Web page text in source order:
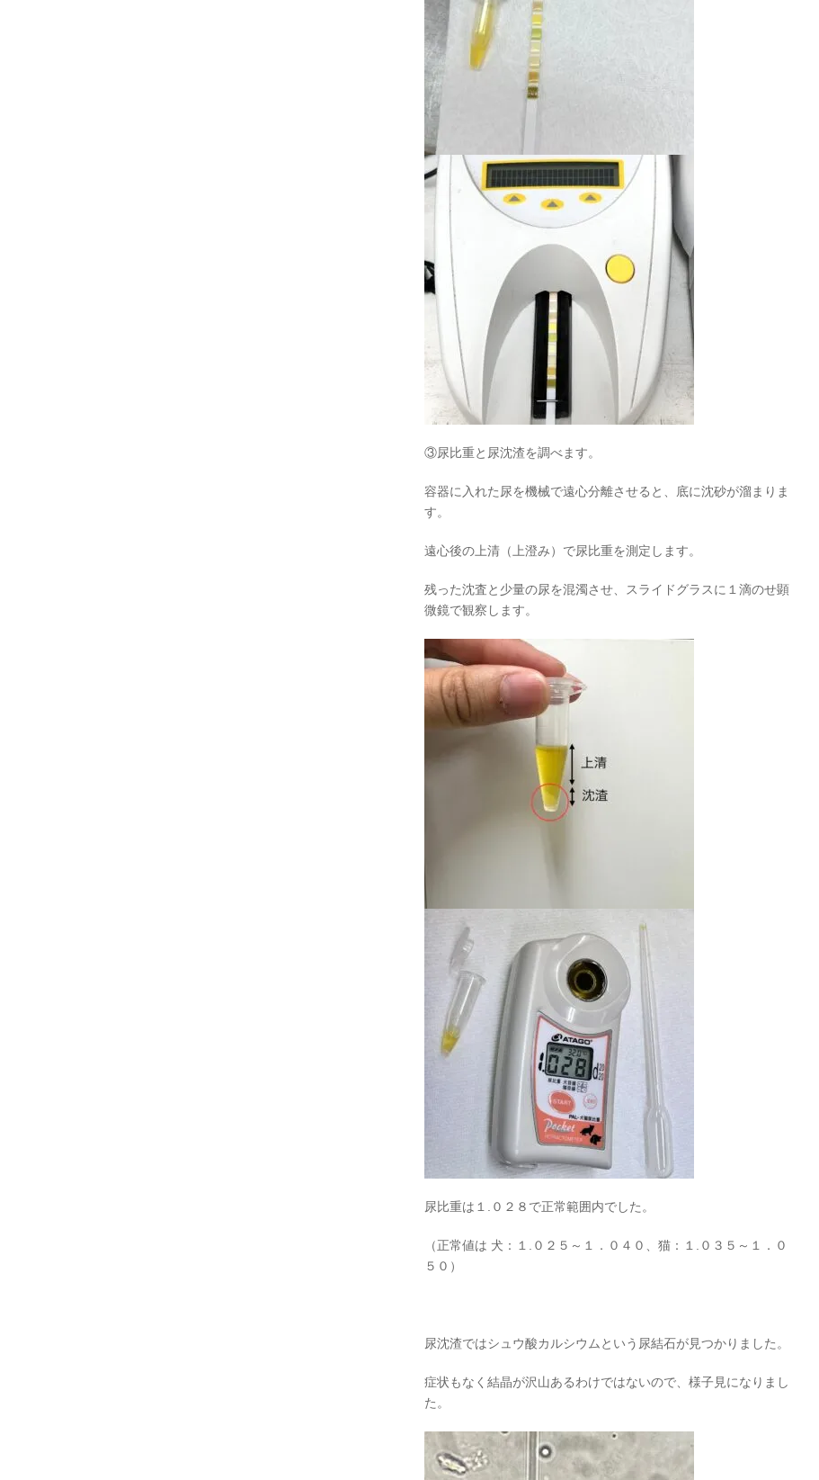
③尿比重と尿沈渣を調べます。
容器に入れた尿を機械で遠心分離させると、底に沈砂が溜まりま
す。
遠心後の上清（上澄み）で尿比重を測定します。
残った沈査と少量の尿を混濁させ、スライドグラスに１滴のせ顕
微鏡で観察します。
尿比重は１.０２８で正常範囲内でした。
（正常値は 犬：１.０２５～１．０４０、猫：１.０３５～１．０
５０）
尿沈渣ではシュウ酸カルシウムという尿結石が見つかりました。
症状もなく結晶が沢山あるわけではないので、様子見になりまし
た。